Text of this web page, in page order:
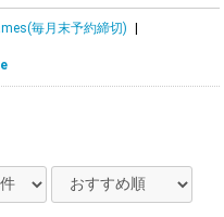
毎月末予約締切)